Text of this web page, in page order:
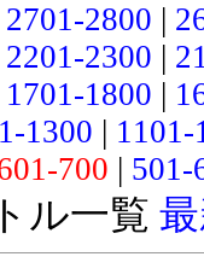
2701-2800 |
2201-2300 |
1701-1800 |
1300 |
700 |
ル一覧